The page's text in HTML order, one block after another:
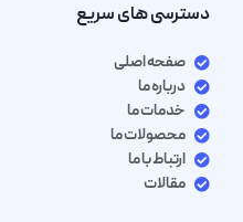
دسترسی های سریع
صفحه اصلی
درباره ما
خدمات ما
محصولات ما
ارتباط با ما
مقالات